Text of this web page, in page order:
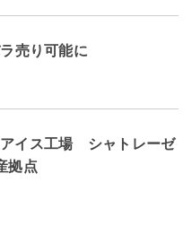
売り可能に
イス工場 シャトレーゼ
拠点